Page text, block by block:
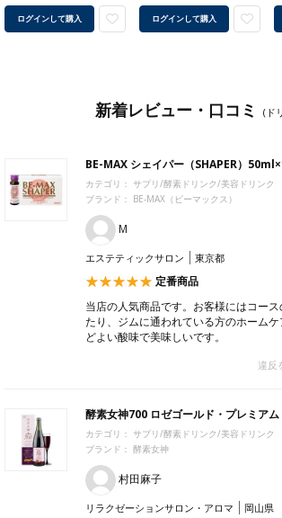
ログインして購入 ログインして購入
新着レビュー・口コミ (ド
BE-MAX シェイパー（SHAPER）
カテゴリ： サプリ/酵素ドリンク/美容ドリンク
ブランド： BE-MAX（ビーマックス）
M
エステティックサロン 東京都
定番商品
当店の人気商品です。お客様にはコー
たり、ジムに通われている方のホーム
どよい酸味で美味しいです。
違反
酵素女神700 ロゼゴールド・プレミア
カテゴリ： サプリ/酵素ドリンク/美容ドリンク
ブランド： 酵素女神
村田麻子
リラクゼーションサロン・アロマ 岡山県